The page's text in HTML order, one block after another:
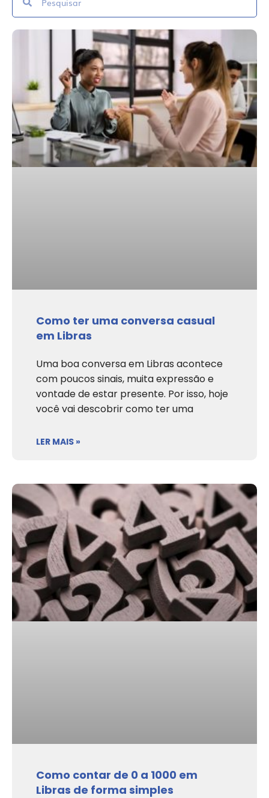
Como ter uma conversa casual
em Libras
Uma boa conversa em Libras acontece
com poucos sinais, muita expressão e
vontade de estar presente. Por isso, hoje
você vai descobrir como ter uma
LER MAIS »
Como contar de 0 a 1000 em
Libras de forma simples